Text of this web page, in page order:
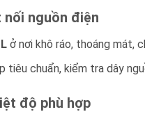
nguồn điện
ở nơi khô ráo, thoáng mát,
tiêu chuẩn, kiểm tra dây
độ phù hợp